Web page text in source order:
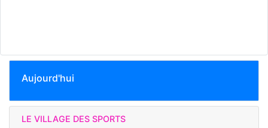
Aujourd'hui
LE VILLAGE DES SPORTS